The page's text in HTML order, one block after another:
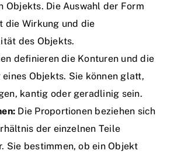
Objekts. Die Auswahl der Form
die Wirkung und die
des Objekts.
definieren die Konturen und die
eines Objekts. Sie können glatt,
kantig oder geradlinig sein.
Die Proportionen beziehen sich
der einzelnen Teile
Sie bestimmen, ob ein Objekt